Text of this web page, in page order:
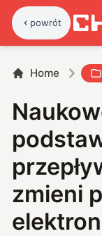
powrót
Home
zmieni